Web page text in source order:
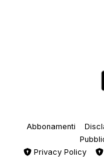
Abbonamenti
Privacy Policy